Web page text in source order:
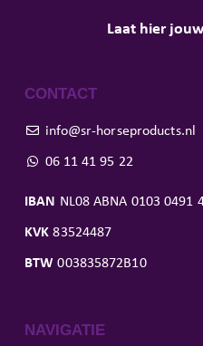
Laat hier
CONTACT
info@sr-horseproducts.nl
06 11 41 95 22
IBAN NL08 ABNA 0103 0491
KVK 83524487
BTW 003835872B10
NAVIGATIE